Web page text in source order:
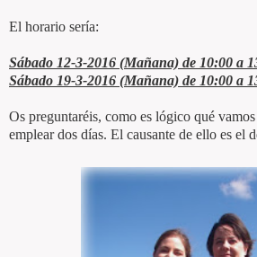
El horario sería:
Sábado 12-3-2016 (Mañana) de 10:00 a
Sábado 19-3-2016 (Mañana) de 10:00 a
Os preguntaréis, como es lógico qué
emplear dos días. El causante de ello es el